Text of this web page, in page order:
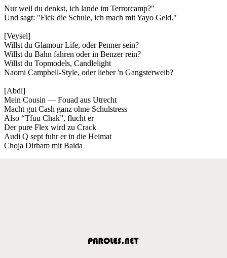
Nur weil du denkst, ich lande im Terrorcamp?"
Und sagt: "Fick die Schule, ich mach mit Yayo Geld."
[Veysel]
Willst du Glamour Life, oder Penner sein?
Willst du Bahn fahren oder in Benzer rein?
Willst du Topmodels, Candlelight
Naomi Campbell-Style, oder lieber 'n Gangsterweib?
[Abdi]
Mein Cousin — Fouad aus Utrecht
Macht gut Cash ganz ohne Schulstress
Also “Tfuu Chak”, flucht er
Der pure Flex wird zu Crack
Audi Q sept fuhr er in die Heimat
Choja Dirham mit Baida